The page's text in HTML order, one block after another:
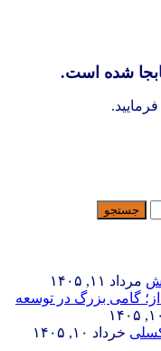
شده است.
مرداد ۱۱, ۱۴۰۵
گامی بزرگ در توسعه
خرداد ۱۰, ۱۴۰۵